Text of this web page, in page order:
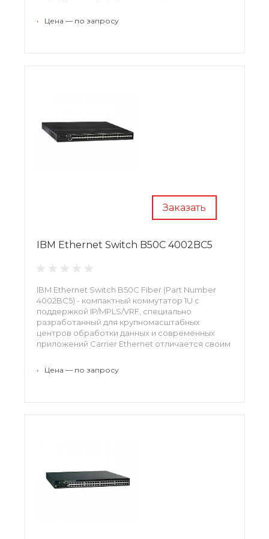
непрерывную работу и качественное
• Цена — по запросу
Заказать
IBM Ethernet Switch B50C 4002BC5
IBM Ethernet Switch B50C Fiber (Part Number
4002BC5) - компактный коммутатор 1U с
поддержкой IP/MPLS/VRF, специально
разработанный для крупномасштабных
центров обработки данных и современных
приложений Carrier Ethernet отличается своим
способная отслеживать доступ по
• Цена — по запросу